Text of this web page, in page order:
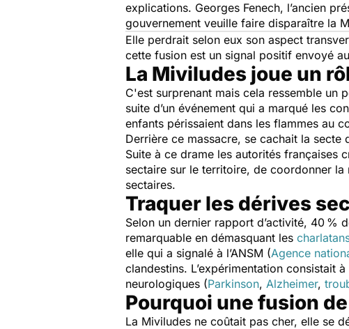
explications. Georges Fenech, l’ancien
gouvernement veuille faire disparaître la
Elle perdrait selon eux son aspect
cette fusion est un signal positif envoyé
La Miviludes joue un
C'est surprenant mais cela ressemble un
suite d’un événement qui a marqué les
enfants périssaient dans les flammes au
Derrière ce massacre, se cachait la secte
Suite à ce drame les autorités françaises
sectaire sur le territoire, de coordonner
sectaires.
Traquer les dérives
Selon un dernier rapport d’activité, 40 %
remarquable en démasquant les
elle qui a signalé à l’ANSM (Agence
clandestins. L’expérimentation consistait
neurologiques (Parkinson, Alzheimer,
Pourquoi une fusion
La Miviludes ne coûtait pas cher, elle se